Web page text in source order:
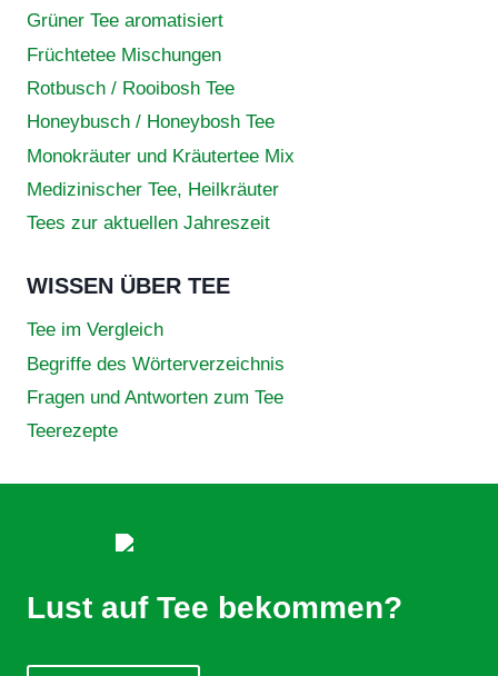
Grüner Tee aromatisiert
Früchtetee Mischungen
Rotbusch / Rooibosh Tee
Honeybusch / Honeybosh Tee
Monokräuter und Kräutertee Mix
Medizinischer Tee, Heilkräuter
Tees zur aktuellen Jahreszeit
WISSEN ÜBER TEE
Tee im Vergleich
Begriffe des Wörterverzeichnis
Fragen und Antworten zum Tee
Teerezepte
Lust auf Tee bekommen?